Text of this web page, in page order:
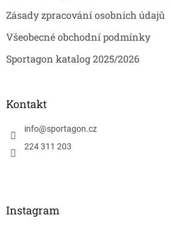
Zásady zpracování osobních údajů
Všeobecné obchodní podmínky
Sportagon katalog 2025/2026
Kontakt
info@sportagon.cz
224 311 203
Instagram